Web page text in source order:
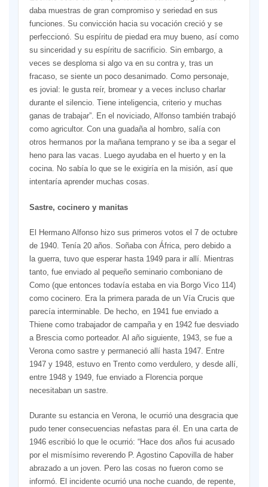
daba muestras de gran compromiso y seriedad en sus
funciones. Su convicción hacia su vocación creció y se
perfeccionó. Su espíritu de piedad era muy bueno, así como
su sinceridad y su espíritu de sacrificio. Sin embargo, a
veces se desploma si algo va en su contra y, tras un
fracaso, se siente un poco desanimado. Como personaje,
es jovial: le gusta reír, bromear y a veces incluso charlar
durante el silencio. Tiene inteligencia, criterio y muchas
ganas de trabajar”. En el noviciado, Alfonso también trabajó
como agricultor. Con una guadaña al hombro, salía con
otros hermanos por la mañana temprano y se iba a segar el
heno para las vacas. Luego ayudaba en el huerto y en la
cocina. No sabía lo que se le exigiría en la misión, así que
intentaría aprender muchas cosas.
Sastre, cocinero y manitas
El Hermano Alfonso hizo sus primeros votos el 7 de octubre
de 1940. Tenía 20 años. Soñaba con África, pero debido a
la guerra, tuvo que esperar hasta 1949 para ir allí. Mientras
tanto, fue enviado al pequeño seminario comboniano de
Como (que entonces todavía estaba en via Borgo Vico 114)
como cocinero. Era la primera parada de un Vía Crucis que
parecía interminable. De hecho, en 1941 fue enviado a
Thiene como trabajador de campaña y en 1942 fue desviado
a Brescia como porteador. Al año siguiente, 1943, se fue a
Verona como sastre y permaneció allí hasta 1947. Entre
1947 y 1948, estuvo en Trento como verdulero, y desde allí,
entre 1948 y 1949, fue enviado a Florencia porque
necesitaban un sastre.
Durante su estancia en Verona, le ocurrió una desgracia que
pudo tener consecuencias nefastas para él. En una carta de
1946 escribió lo que le ocurrió: “Hace dos años fui acusado
por el mismísimo reverendo P. Agostino Capovilla de haber
abrazado a un joven. Pero las cosas no fueron como se
informó. El incidente ocurrió una noche cuando, de repente,